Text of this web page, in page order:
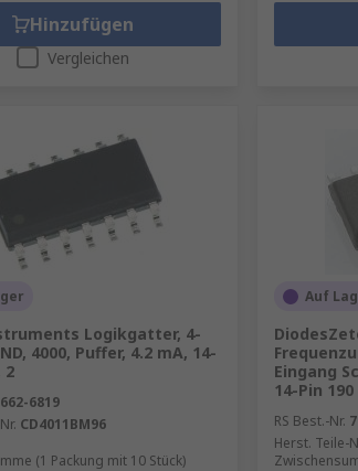
Hinzufügen
Vergleichen
Logikgatter, 4-
4000, Puffer, 4.2 mA, 14-
2
662-6819
CD4011BM96
(1 Packung mit 10 Stück)
Auf
Eingang
14-Pin 190
RS Best.-Nr.
Herst. Teile-